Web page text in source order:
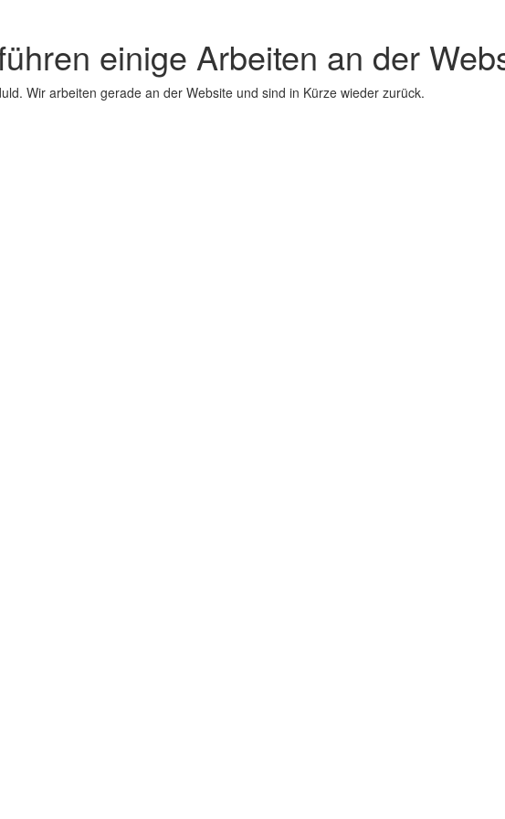
einige Arbeiten an der
Wir arbeiten gerade an der Website und sind in Kürze wieder zurück.